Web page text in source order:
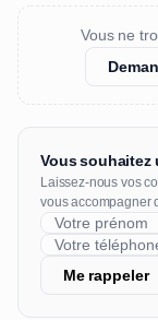
Vous ne
Vous souhaitez
Laissez-nous vos
vous accompagner
Me rappeler